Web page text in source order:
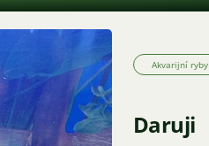
Akvarijní ryby
Daruji